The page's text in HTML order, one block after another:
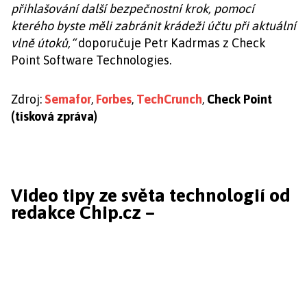
přihlašování další bezpečnostní krok, pomocí
kterého byste měli zabránit krádeži účtu při aktuální
vlně útoků,“doporučuje Petr Kadrmas z Check
Point Software Technologies.
Zdroj: Semafor, Forbes, TechCrunch, Check Point
(tisková zpráva)
Video tipy ze světa technologií od
redakce Chip.cz –